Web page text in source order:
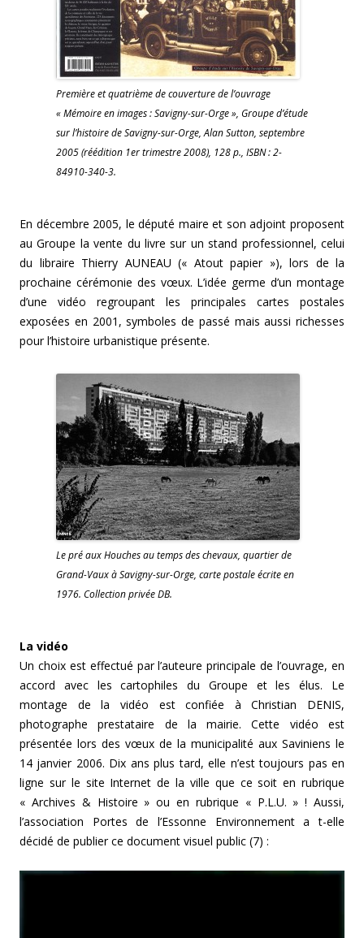
Première et quatrième de couverture de l’ouvrage
« Mémoire en images : Savigny-sur-Orge », Groupe d’étude
sur l’histoire de Savigny-sur-Orge, Alan Sutton, septembre
2005 (réédition 1er trimestre 2008), 128 p., ISBN : 2-
84910-340-3.
En décembre 2005, le député maire et son adjoint proposent
au Groupe la vente du livre sur un stand professionnel, celui
du libraire Thierry AUNEAU (« Atout papier »), lors de la
prochaine cérémonie des vœux. L’idée germe d’un montage
d’une vidéo regroupant les principales cartes postales
exposées en 2001, symboles de passé mais aussi richesses
pour l’histoire urbanistique présente.
Le pré aux Houches au temps des chevaux, quartier de
Grand-Vaux à Savigny-sur-Orge, carte postale écrite en
1976. Collection privée DB.
La vidéo
Un choix est effectué par l’auteure principale de l’ouvrage, en
accord avec les cartophiles du Groupe et les élus. Le
montage de la vidéo est confiée à Christian DENIS,
photographe prestataire de la mairie. Cette vidéo est
présentée lors des vœux de la municipalité aux Saviniens le
14 janvier 2006. Dix ans plus tard, elle n’est toujours pas en
ligne sur le site Internet de la ville que ce soit en rubrique
« Archives & Histoire » ou en rubrique « P.L.U. » ! Aussi,
l’association Portes de l’Essonne Environnement a t-elle
décidé de publier ce document visuel public (7) :